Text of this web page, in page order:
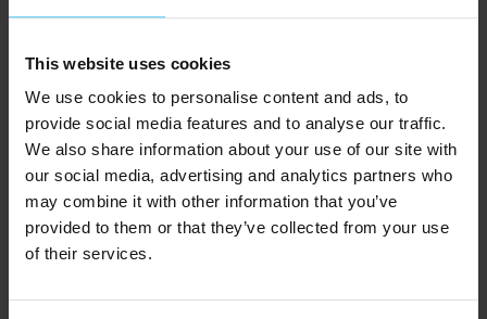
This website uses cookies
We use cookies to personalise content and ads, to
provide social media features and to analyse our traffic.
We also share information about your use of our site with
our social media, advertising and analytics partners who
may combine it with other information that you’ve
provided to them or that they’ve collected from your use
of their services.